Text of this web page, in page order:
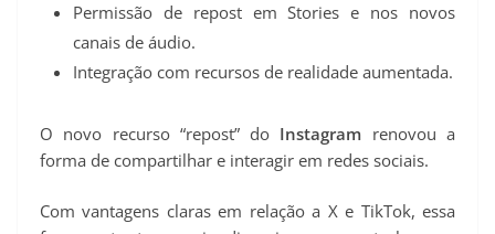
Permissão de repost em Stories e nos novos
canais de áudio.
Integração com recursos de realidade aumentada.
O novo recurso “repost” do Instagram renovou a
forma de compartilhar e interagir em redes sociais.
Com vantagens claras em relação a X e TikTok, essa